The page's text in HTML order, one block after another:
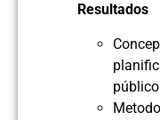
Resultados
público